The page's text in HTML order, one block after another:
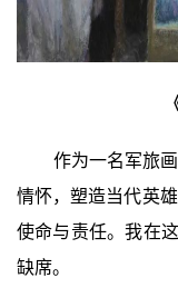
作为一名军旅
情怀，塑造当代英
使命与责任。我在
缺席。